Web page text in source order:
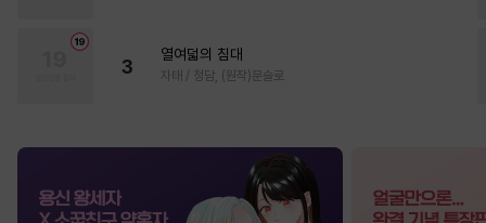
3
열여덟의 침대
자태 / 청담, (원작)문슬로